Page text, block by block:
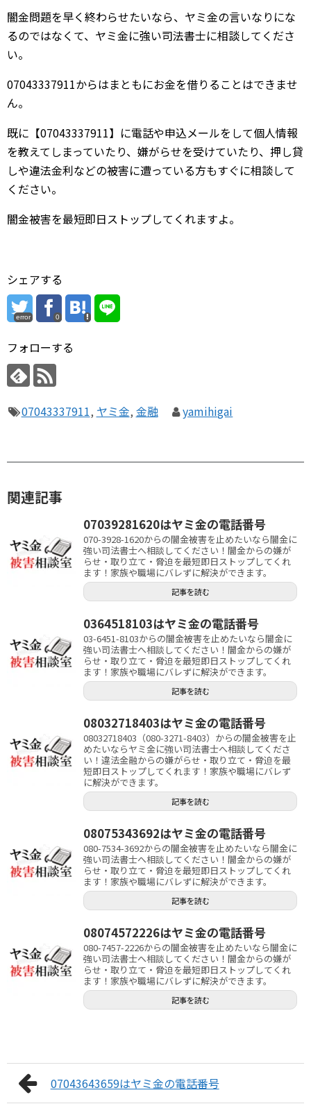
闇金問題を早く終わらせたいなら、ヤミ金の言いなりにな
るのではなくて、ヤミ金に強い司法書士に相談してくださ
い。
07043337911からはまともにお金を借りることはできませ
ん。
既に【07043337911】に電話や申込メールをして個人情報
を教えてしまっていたり、嫌がらせを受けていたり、押し貸
しや違法金利などの被害に遭っている方もすぐに相談して
ください。
闇金被害を最短即日ストップしてくれますよ。
シェアする
error 0
フォローする
07043337911, ヤミ金, 金融 yamihigai
関連記事
07039281620はヤミ金の電話番号
070-3928-1620からの闇金被害を止めたいなら闇金に
強い司法書士へ相談してください！闇金からの嫌が
らせ・取り立て・脅迫を最短即日ストップしてくれ
ます！家族や職場にバレずに解決ができます。
記事を読む
0364518103はヤミ金の電話番号
03-6451-8103からの闇金被害を止めたいなら闇金に
強い司法書士へ相談してください！闇金からの嫌が
らせ・取り立て・脅迫を最短即日ストップしてくれ
ます！家族や職場にバレずに解決ができます。
記事を読む
08032718403はヤミ金の電話番号
08032718403（080-3271-8403）からの闇金被害を止
めたいならヤミ金に強い司法書士へ相談してくださ
い！違法金融からの嫌がらせ・取り立て・脅迫を最
短即日ストップしてくれます！家族や職場にバレず
に解決ができます。
記事を読む
08075343692はヤミ金の電話番号
080-7534-3692からの闇金被害を止めたいなら闇金に
強い司法書士へ相談してください！闇金からの嫌が
らせ・取り立て・脅迫を最短即日ストップしてくれ
ます！家族や職場にバレずに解決ができます。
記事を読む
08074572226はヤミ金の電話番号
080-7457-2226からの闇金被害を止めたいなら闇金に
強い司法書士へ相談してください！闇金からの嫌が
らせ・取り立て・脅迫を最短即日ストップしてくれ
ます！家族や職場にバレずに解決ができます。
記事を読む
07043643659はヤミ金の電話番号